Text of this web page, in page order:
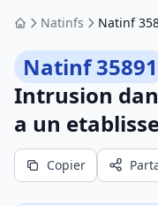
AccueilNatinfs Natinf
Natinf 35891
Intrusion
a un
Copier